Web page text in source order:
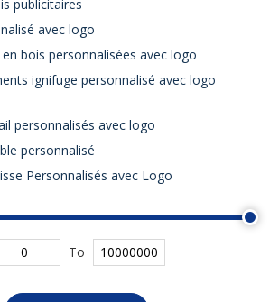
publicitaires
avec logo
en bois personnalisées avec logo
ignifuge personnalisé avec logo
personnalisés avec logo
personnalisé
Personnalisés avec Logo
To